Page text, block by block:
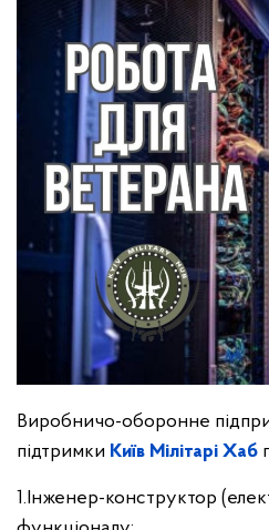
Виробничо-оборонне
підтримки Київ Мілітарі Хаб
1.Інженер-конструктор